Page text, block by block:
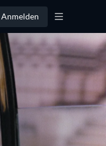
Anmelden